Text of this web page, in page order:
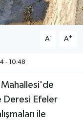
A- A+
- 10:48
Mahallesi'de
Deresi Efeler
ile